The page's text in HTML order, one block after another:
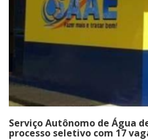
Serviço Autônomo de Água
processo seletivo com 17